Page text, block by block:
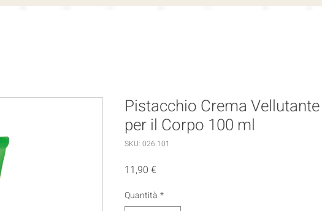
Pistacchio Crema Vellutante
per il Corpo 100 ml
SKU: 026.101
11,90 €
Quantità *